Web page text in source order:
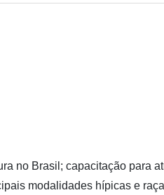
no Brasil; capacitação para
modalidades hípicas e